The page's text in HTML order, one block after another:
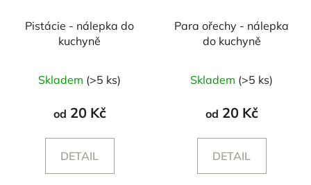
Pistácie - nálepka do
kuchyně
Skladem (>5 ks)
od 20 Kč
DETAIL
Para ořechy - nálepka
do kuchyně
Skladem (>5 ks)
od 20 Kč
DETAIL